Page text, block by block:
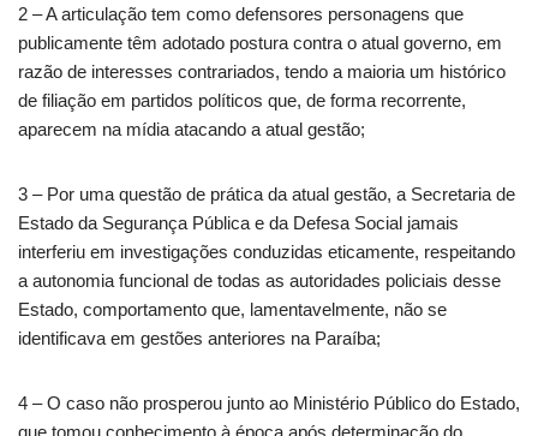
2 – A articulação tem como defensores personagens que
publicamente têm adotado postura contra o atual governo, em
razão de interesses contrariados, tendo a maioria um histórico
de filiação em partidos políticos que, de forma recorrente,
aparecem na mídia atacando a atual gestão;
3 – Por uma questão de prática da atual gestão, a Secretaria de
Estado da Segurança Pública e da Defesa Social jamais
interferiu em investigações conduzidas eticamente, respeitando
a autonomia funcional de todas as autoridades policiais desse
Estado, comportamento que, lamentavelmente, não se
identificava em gestões anteriores na Paraíba;
4 – O caso não prosperou junto ao Ministério Público do Estado,